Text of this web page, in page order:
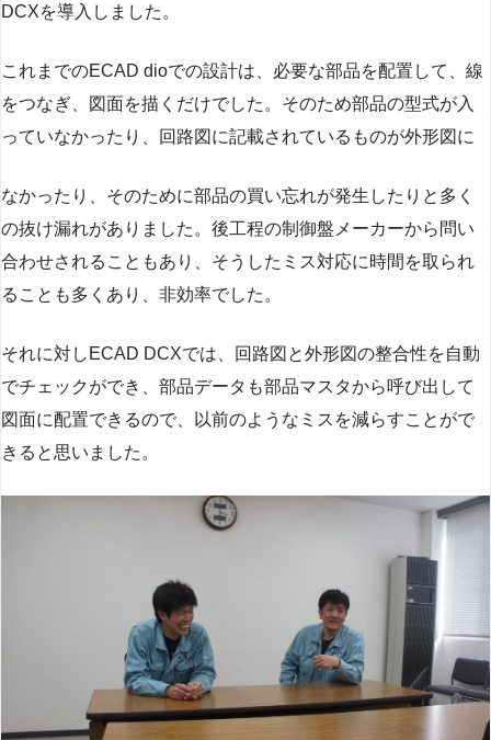
DCXを導入しました。
これまでのECAD dioでの設計は、必要な部品を配置して、線
をつなぎ、図面を描くだけでした。そのため部品の型式が入
っていなかったり、回路図に記載されているものが外形図に
なかったり、そのために部品の買い忘れが発生したりと多く
の抜け漏れがありました。後工程の制御盤メーカーから問い
合わせされることもあり、そうしたミス対応に時間を取られ
ることも多くあり、非効率でした。
それに対しECAD DCXでは、回路図と外形図の整合性を自動
でチェックができ、部品データも部品マスタから呼び出して
図面に配置できるので、以前のようなミスを減らすことがで
きると思いました。